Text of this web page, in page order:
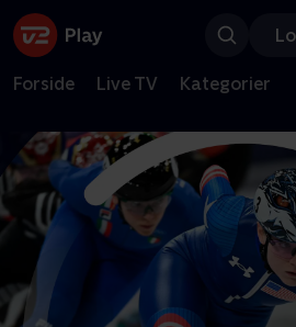
Forside Live TV Kategorier